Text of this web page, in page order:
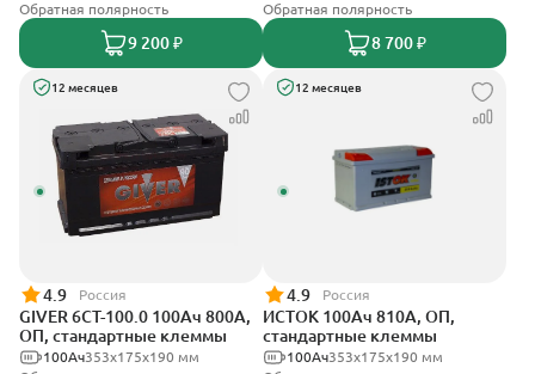
Обратная полярность
9 200 ₽
Обратная полярность
8 700 ₽
12 месяцев
4.9 Россия
GIVER 6CT-100.0 100Ач 800А,
ОП, стандартные клеммы
353х175х190 мм
100Ач
12 месяцев
4.9 Россия
ИСТОК 100Ач 810А, ОП,
стандартные клеммы
353х175х190 мм
100Ач